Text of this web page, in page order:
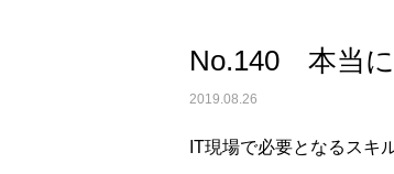
No.140 本当
2019.08.26
IT現場で必要となるスキ